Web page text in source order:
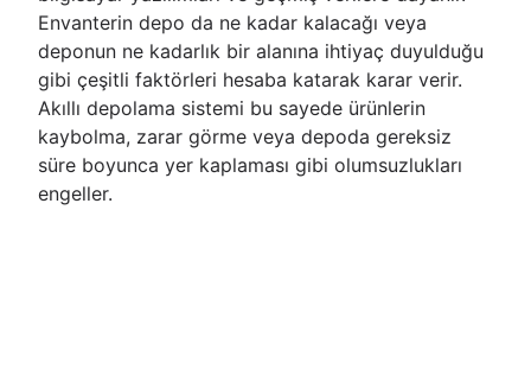
Envanterin depo da ne kadar kalacağı veya
deponun ne kadarlık bir alanına ihtiyaç duyulduğu
gibi çeşitli faktörleri hesaba katarak karar verir.
Akıllı depolama sistemi bu sayede ürünlerin
kaybolma, zarar görme veya depoda gereksiz
süre boyunca yer kaplaması gibi olumsuzlukları
engeller.